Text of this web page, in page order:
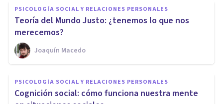
PSICOLOGÍA SOCIAL Y RELACIONES PERSONALES
​Teoría del Mundo Justo: ¿tenemos lo que nos
merecemos?
Joaquín Macedo
PSICOLOGÍA SOCIAL Y RELACIONES PERSONALES
Cognición social: cómo funciona nuestra mente
Sesgo de endogrupo: qué es y